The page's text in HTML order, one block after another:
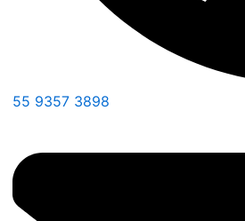
55 9357 3898